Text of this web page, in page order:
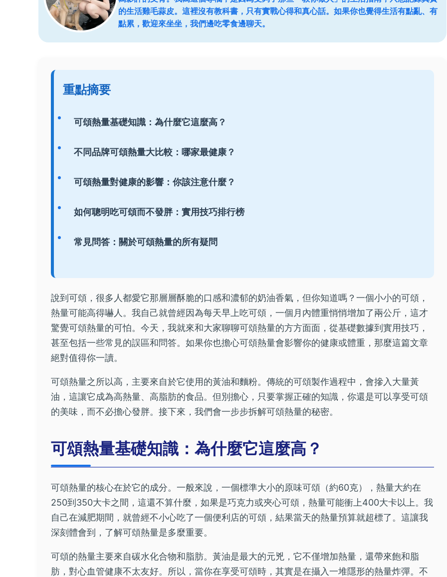
的生活雞毛蒜皮。這裡沒有教科書，只有實戰心得和真心話。如果你也覺得生活有點亂、有
點累，歡迎來坐坐，我們邊吃零食邊聊天。
重點摘要
可頌熱量基礎知識：為什麼它這麼高？
不同品牌可頌熱量大比較：哪家最健康？
可頌熱量對健康的影響：你該注意什麼？
如何聰明吃可頌而不發胖：實用技巧排行榜
常見問答：關於可頌熱量的所有疑問
說到可頌，很多人都愛它那層層酥脆的口感和濃郁的奶油香氣，但你知道嗎？一個小小的可頌，
熱量可能高得嚇人。我自己就曾經因為每天早上吃可頌，一個月內體重悄悄增加了兩公斤，這才
驚覺可頌熱量的可怕。今天，我就來和大家聊聊可頌熱量的方方面面，從基礎數據到實用技巧，
甚至包括一些常見的誤區和問答。如果你也擔心可頌熱量會影響你的健康或體重，那麼這篇文章
絕對值得你一讀。
可頌熱量之所以高，主要來自於它使用的黃油和麵粉。傳統的可頌製作過程中，會摻入大量黃
油，這讓它成為高熱量、高脂肪的食品。但別擔心，只要掌握正確的知識，你還是可以享受可頌
的美味，而不必擔心發胖。接下來，我們會一步步拆解可頌熱量的秘密。
可頌熱量基礎知識：為什麼它這麼高？
可頌熱量的核心在於它的成分。一般來說，一個標準大小的原味可頌（約60克），熱量大約在
250到350大卡之間，這還不算什麼，如果是巧克力或夾心可頌，熱量可能衝上400大卡以上。我
自己在減肥期間，就曾經不小心吃了一個便利店的可頌，結果當天的熱量預算就超標了。這讓我
深刻體會到，了解可頌熱量是多麼重要。
可頌的熱量主要來自碳水化合物和脂肪。黃油是最大的元兇，它不僅增加熱量，還帶來飽和脂
肪，對心血管健康不太友好。所以，當你在享受可頌時，其實是在攝入一堆隱形的熱量炸彈。不